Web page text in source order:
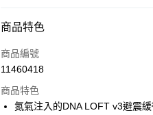
付款方式
信用卡一次付款
商品特色
商品編號
11460418
商品特色
氮氣注入的DNA LOFT v3避震